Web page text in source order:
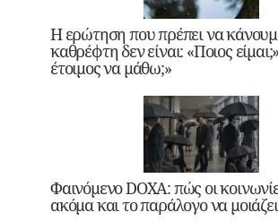
Η ερώτηση που πρέπει να
καθρέφτη δεν είναι: «Ποιος
έτοιμος να μάθω;»
Φαινόμενο DOXA: πώς οι
ακόμα και το παράλογο να